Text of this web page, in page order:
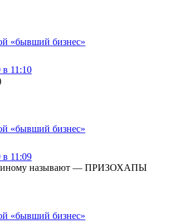
«бывший бизнес»
в 11:10
«бывший бизнес»
в 11:09
иному называют — ПРИЗОХАПЫ
«бывший бизнес»